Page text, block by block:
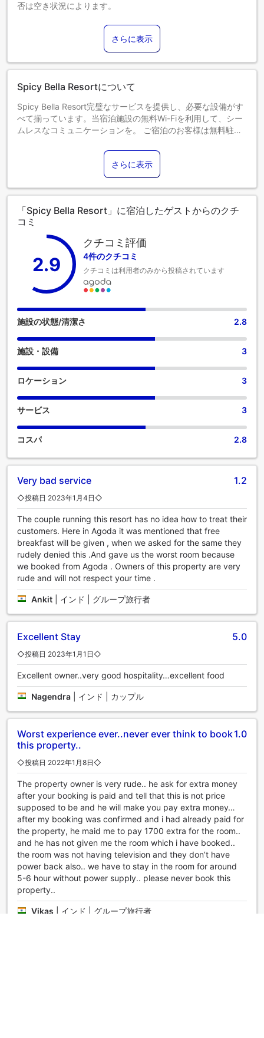
否は空き状況によります。
添い寝の場合は宿泊無料です。
7歳以上のゲストは大人とみなされます。
エキストラベッドの追加可否は、お部屋タイプにより異なり
ます。各部屋タイプ欄の記載をご確認ください。
さらに表示
Spicy Bella Resortについて
Spicy Bella Resort完璧なサービスを提供し、必要な設備がす
べて揃っています。当宿泊施設の無料Wi-Fiを利用して、シー
ムレスなコミュニケーションを。 ご宿泊のお客様は無料駐車
サービスをはじめとするフロントデスクサポートを提供して
います。リラックスしたい方のために、ルームサービスなど
の便利な設備・サービスをご用意しております。Spicy Bella
Resortでくつろぎのひとときを。土壇場で何か必要になった
となく要件を満たしてくれることを保証します。 当宿泊施設
は完全禁煙です。 喫煙を希望される方には、指定された喫煙
ゾーンがあります。 当宿泊施設には、快適な眠りに必要なす
べての便利な設備が整っております。一部の客室にはエアコ
ンやリネンのサービスが備わっておりますので、快適なご滞
在をお楽しみください。 Spicy Bella Resortの一部客室では、
独立したリビングルーム、あるいはバルコニーやテラスが部
屋のデザインに組み込まれています。一部の客室には、ビデ
オストリーミング、日刊紙またはテレビが備え付けられてお
り、ゲストを楽しませてくれるでしょう。客室のバスルーム
す。 休日を最高の気分で始めましょう。Spicy Bella Resortで
は、無料の朝食で朝を迎えられます。 当宿泊施設内にあるカ
フェで美味しいコーヒーを味わい、爽やかな朝の喜びを体験
しましょう。 施設内のレストランでは、おいしくて利用しや
す！ 当宿泊施設のエンターテイメント施設で過ごす夜は、旅
仲間と出かけるのと同じくらい楽しいものです。
さらに表示
「Spicy Bella Resort」に宿泊したゲストからのクチ
コミ
2.9
クチコミ評価
4件のクチコミ
クチコミは利用者のみから投稿されています
施設の状態/清潔さ 2.8
施設・設備 3
ロケーション 3
サービス 3
コスパ 2.8
Very bad service 1.2
◇投稿日 2023年1月4日◇
The couple running this resort has no idea how to treat their
customers. Here in Agoda it was mentioned that free
breakfast will be given , when we asked for the same they
rudely denied this .And gave us the worst room because
we booked from Agoda . Owners of this property are very
rude and will not respect your time .
Ankit インド | グループ旅行者
Excellent Stay 5.0
◇投稿日 2023年1月1日◇
Excellent owner..very good hospitality…excellent food
Nagendra インド | カップル
Worst experience ever..never ever think to book
this property..
1.0
◇投稿日 2022年1月8日◇
The property owner is very rude.. he ask for extra money
after your booking is paid and tell that this is not price
supposed to be and he will make you pay extra money…
after my booking was confirmed and i had already paid for
the property, he maid me to pay 1700 extra for the room..
and he has not given me the room which i have booked..
the room was not having television and they don’t have
power back also.. we have to stay in the room for around
5-6 hour without power supply.. please never book this
property..
Vikas インド | グループ旅行者